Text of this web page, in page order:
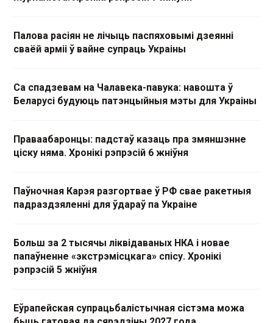
Палова расіян не лічыць паспяховымі дзеянні
сваёй арміі ў вайне супраць Украіны
Са спадзевам на Чалавека-павука: навошта ў
Беларусі будуюць патэнцыйныя мэты для Украіны
Праваабаронцы: падстаў казаць пра змяншэнне
ціску няма. Хронікі рэпрэсій 6 жніўня
Паўночная Карэя разгортвае ў РФ свае ракетныя
падраздзяленні для ўдараў па Украіне
Больш за 2 тысячы ліквідаваных НКА і новае
папаўненне «экстрэмісцкага» спісу. Хронікі
рэпрэсій 5 жніўня
Еўрапейская супрацьбалістычная сістэма можа